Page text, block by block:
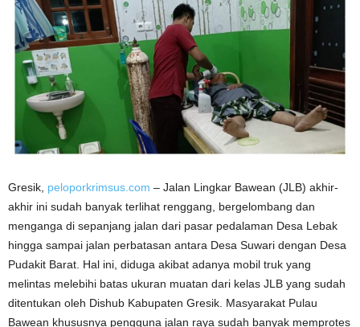
Gresik, peloporkrimsus.com – Jalan Lingkar Bawean (JLB) akhir-
akhir ini sudah banyak terlihat renggang, bergelombang dan
menganga di sepanjang jalan dari pasar pedalaman Desa Lebak
hingga sampai jalan perbatasan antara Desa Suwari dengan Desa
Pudakit Barat. Hal ini, diduga akibat adanya mobil truk yang
melintas melebihi batas ukuran muatan dari kelas JLB yang sudah
ditentukan oleh Dishub Kabupaten Gresik. Masyarakat Pulau
Bawean khususnya pengguna jalan raya sudah banyak memprotes